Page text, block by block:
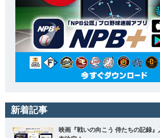
新着記事
映画『戦いの向こう 侍たちの記録